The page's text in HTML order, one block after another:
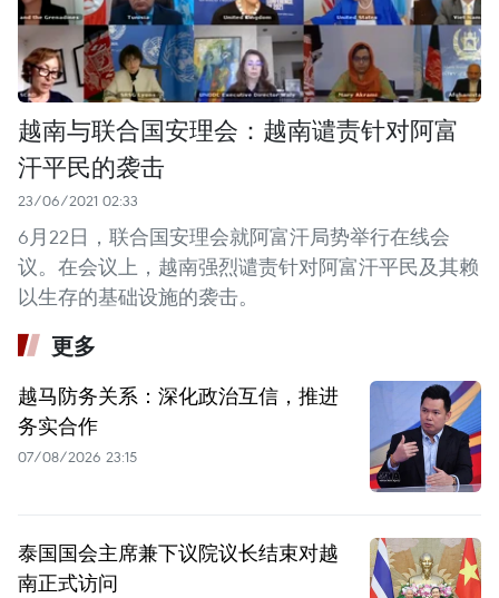
越南与联合国安理会：越南谴责针对阿富
汗平民的袭击
23/06/2021 02:33
6月22日，联合国安理会就阿富汗局势举行在线会
议。在会议上，越南强烈谴责针对阿富汗平民及其赖
以生存的基础设施的袭击。
更多
越马防务关系：深化政治互信，推进
务实合作
07/08/2026 23:15
泰国国会主席兼下议院议长结束对越
南正式访问